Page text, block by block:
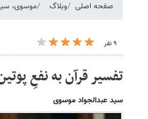
صفحه اصلی وبلاگ موسوی،
۹ نفر
تفسیر قرآن به نفعِ
سید عبدالجواد موسوی